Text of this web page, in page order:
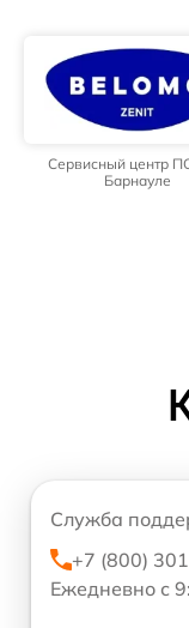
Сервисный центр
Барнауле
Служба
+7 (800)
Ежедневно с